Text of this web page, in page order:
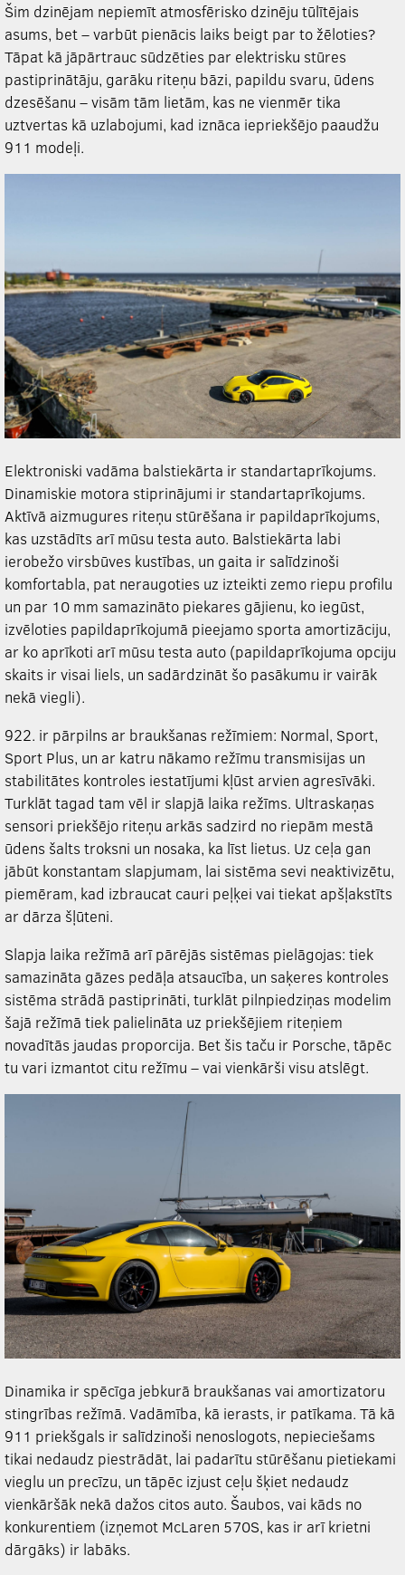
Šim dzinējam nepiemīt atmosfērisko dzinēju tūlītējais
asums, bet – varbūt pienācis laiks beigt par to žēloties?
Tāpat kā jāpārtrauc sūdzēties par elektrisku stūres
pastiprinātāju, garāku riteņu bāzi, papildu svaru, ūdens
dzesēšanu – visām tām lietām, kas ne vienmēr tika
uztvertas kā uzlabojumi, kad iznāca iepriekšējo paaudžu
911 modeļi.
Elektroniski vadāma balstiekārta ir standartaprīkojums.
Dinamiskie motora stiprinājumi ir standartaprīkojums.
Aktīvā aizmugures riteņu stūrēšana ir papildaprīkojums,
kas uzstādīts arī mūsu testa auto. Balstiekārta labi
ierobežo virsbūves kustības, un gaita ir salīdzinoši
komfortabla, pat neraugoties uz izteikti zemo riepu profilu
un par 10 mm samazināto piekares gājienu, ko iegūst,
izvēloties papildaprīkojumā pieejamo sporta amortizāciju,
ar ko aprīkoti arī mūsu testa auto (papildaprīkojuma opciju
skaits ir visai liels, un sadārdzināt šo pasākumu ir vairāk
nekā viegli).
922. ir pārpilns ar braukšanas režīmiem: Normal, Sport,
Sport Plus, un ar katru nākamo režīmu transmisijas un
stabilitātes kontroles iestatījumi kļūst arvien agresīvāki.
Turklāt tagad tam vēl ir slapjā laika režīms. Ultraskaņas
sensori priekšējo riteņu arkās sadzird no riepām mestā
ūdens šalts troksni un nosaka, ka līst lietus. Uz ceļa gan
jābūt konstantam slapjumam, lai sistēma sevi neaktivizētu,
piemēram, kad izbraucat cauri peļķei vai tiekat apšļakstīts
ar dārza šļūteni.
Slapja laika režīmā arī pārējās sistēmas pielāgojas: tiek
samazināta gāzes pedāļa atsaucība, un saķeres kontroles
sistēma strādā pastiprināti, turklāt pilnpiedziņas modelim
šajā režīmā tiek palielināta uz priekšējiem riteņiem
novadītās jaudas proporcija. Bet šis taču ir Porsche, tāpēc
tu vari izmantot citu režīmu – vai vienkārši visu atslēgt.
Dinamika ir spēcīga jebkurā braukšanas vai amortizatoru
stingrības režīmā. Vadāmība, kā ierasts, ir patīkama. Tā kā
911 priekšgals ir salīdzinoši nenoslogots, nepieciešams
tikai nedaudz piestrādāt, lai padarītu stūrēšanu pietiekami
vieglu un precīzu, un tāpēc izjust ceļu šķiet nedaudz
vienkāršāk nekā dažos citos auto. Šaubos, vai kāds no
konkurentiem (izņemot McLaren 570S, kas ir arī krietni
dārgāks) ir labāks.